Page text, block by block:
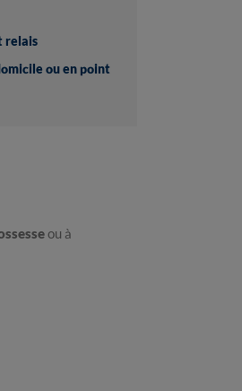
relais
ou en point
ou à